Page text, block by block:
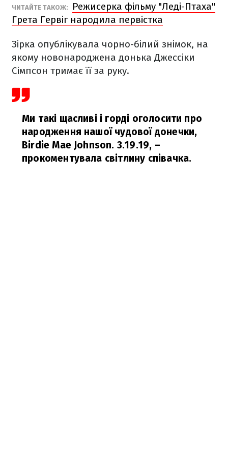
ЧИТАЙТЕ ТАКОЖ:
Режисерка фільму "Леді-Птаха"
Грета Гервіг народила первістка
Зірка опублікувала чорно-білий знімок, на
якому новонароджена донька Джессіки
Сімпсон тримає її за руку.
Ми такі щасливі і горді оголосити про
народження нашої чудової донечки,
Birdie Mae Johnson. 3.19.19, –
прокоментувала світлину співачка.